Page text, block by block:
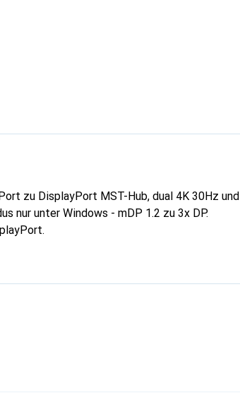
zu DisplayPort MST-Hub, dual 4K 30Hz und
nur unter Windows - mDP 1.2 zu 3x DP.